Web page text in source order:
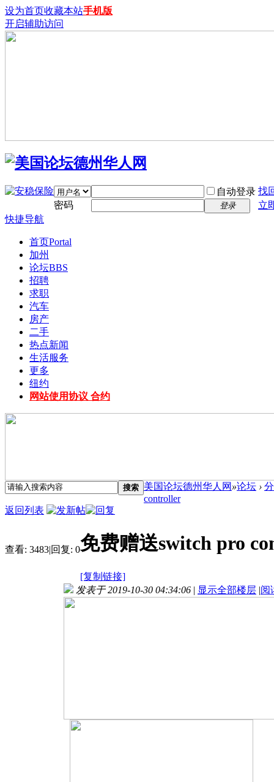
设为首页收藏本站手机版
开启辅助访问
自动登录 找
密码
登录
立
快捷导航
首页Portal
加州
论坛BBS
招聘
求职
汽车
房产
二手
热点新闻
生活服务
更多
纽约
网站使用协议 合约
搜索 美国论坛德州华人网 »论坛 ›
controller
返回列表
查看: 3483|回复: 0免费赠送switch pro
[复制链接]
发表于 2019-10-30 04:34:06 | 显示全部楼层 |阅